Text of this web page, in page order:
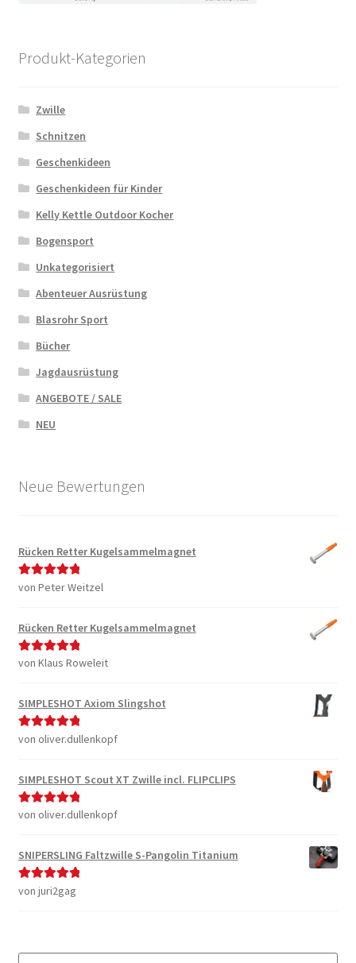
Produkt-Kategorien
Zwille
Schnitzen
Geschenkideen
Geschenkideen für Kinder
Kelly Kettle Outdoor Kocher
Bogensport
Unkategorisiert
Abenteuer Ausrüstung
Blasrohr Sport
Bücher
Jagdausrüstung
ANGEBOTE / SALE
NEU
Neue Bewertungen
Rücken Retter Kugelsammelmagnet
Bewertet mit
von Peter Weitzel
Rücken Retter Kugelsammelmagnet
Bewertet mit
von Klaus Roweleit
SIMPLESHOT Axiom Slingshot
Bewertet mit
von oliver.dullenkopf
SIMPLESHOT Scout XT Zwille incl. FLIPCLIPS
Bewertet mit
von oliver.dullenkopf
SNIPERSLING Faltzwille S-Pangolin Titanium
Bewertet mit
von juri2gag